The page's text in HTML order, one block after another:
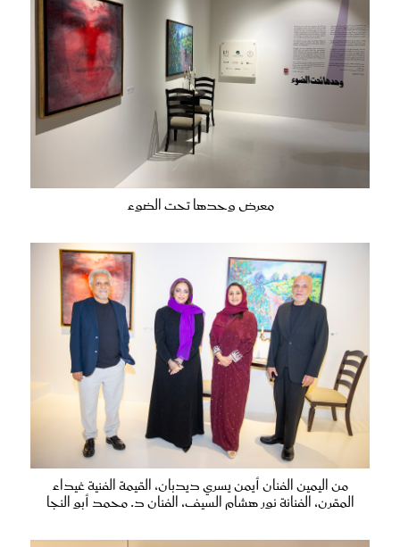
معرض وحدها تحت الضوء
من اليمين الفنان أيمن يسري ديدبان، القيمة الفنية غيداء
المقرن، الفنانة نور هشام السيف، الفنان د. محمد أبو النجا